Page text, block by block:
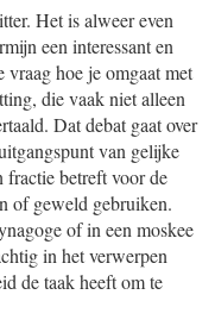
Het is alweer even
een interessant en
vraag hoe je omgaat met
die vaak niet alleen
Dat debat gaat over
van gelijke
betreft voor de
of geweld gebruiken.
of in een moskee
in het verwerpen
de taak heeft om te